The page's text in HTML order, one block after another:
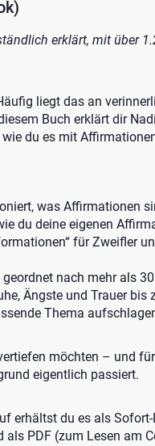
erklärt, mit über
liegt das an
Buch erklärt dir
du es mit
was Affirmationen
du deine eigenen
für Zweifler
nach mehr als
Ängste und Trauer bis
Thema
möchten – und
eigentlich passiert.
erhältst du es als
als PDF (zum Lesen am